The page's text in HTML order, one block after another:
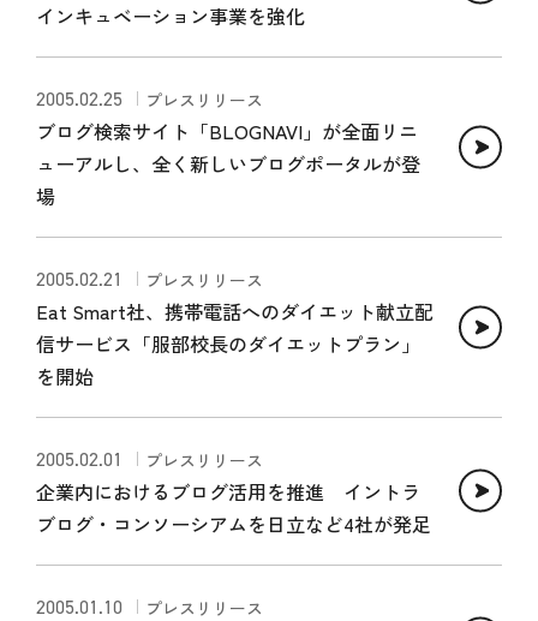
インキュベーション事業を強化
2005.02.25 プレスリリース
ブログ検索サイト「BLOGNAVI」が全面リニ
ューアルし、全く新しいブログポータルが登
場
2005.02.21 プレスリリース
Eat Smart社、携帯電話へのダイエット献立配
信サービス「服部校長のダイエットプラン」
を開始
2005.02.01 プレスリリース
企業内におけるブログ活用を推進 イントラ
ブログ・コンソーシアムを日立など4社が発足
2005.01.10 プレスリリース